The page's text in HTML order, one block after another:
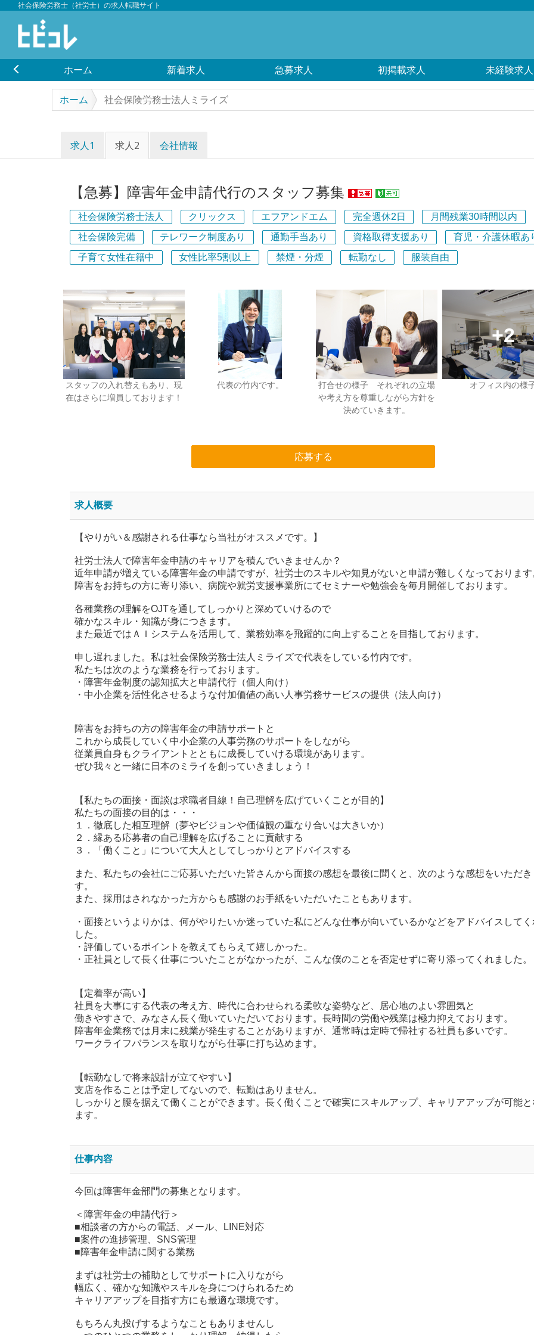
社会保険労務士（社労士）の求人転職サイト
ホーム 新着求人 急募求人 初掲載求人 未経験求人
ホーム 社会保険労務士法人ミライズ
求人1 求人2 会社情報
【急募】障害年金申請代行のスタッフ募集
社会保険労務士法人 クリックス エフアンドエム 完全週休2日
月間残業30時間以内
社会保険完備
テレワーク制度あり 通勤手当あり 資格取得支援あり
育児・介護休暇あ
子育て女性在籍中
女性比率5割以上 禁煙・分煙 転勤なし 服装自由
スタッフの入れ替えもあり、現
在はさらに増員しております！
代表の竹内です。
打合せの様子 それぞれの立場
や考え方を尊重しながら方針を
決めていきます。
オフィス内の様
応募する
求人概要
【やりがい＆感謝される仕事なら当社がオススメです。】
社労士法人で障害年金申請のキャリアを積んでいきませんか？
近年申請が増えている障害年金の申請ですが、社労士のスキルや知見がないと申請が難しくなっております
障害をお持ちの方に寄り添い、病院や就労支援事業所にてセミナーや勉強会を毎月開催しております。
各種業務の理解をOJTを通してしっかりと深めていけるので
確かなスキル・知識が身につきます。
また最近ではＡＩシステムを活用して、業務効率を飛躍的に向上することを目指しております。
申し遅れました。私は社会保険労務士法人ミライズで代表をしている竹内です。
私たちは次のような業務を行っております。
・障害年金制度の認知拡大と申請代行（個人向け）
・中小企業を活性化させるような付加価値の高い人事労務サービスの提供（法人向け）
障害をお持ちの方の障害年金の申請サポートと
これから成長していく中小企業の人事労務のサポートをしながら
従業員自身もクライアントとともに成長していける環境があります。
ぜひ我々と一緒に日本のミライを創っていきましょう！
【私たちの面接・面談は求職者目線！自己理解を広げていくことが目的】
私たちの面接の目的は・・・
１．徹底した相互理解（夢やビジョンや価値観の重なり合いは大きいか）
２．縁ある応募者の自己理解を広げることに貢献する
３．「働くこと」について大人としてしっかりとアドバイスする
また、私たちの会社にご応募いただいた皆さんから面接の感想を最後に聞くと、次のような感想をいただき
す。
また、採用はされなかった方からも感謝のお手紙をいただいたこともあります。
・面接というよりかは、何がやりたいか迷っていた私にどんな仕事が向いているかなどをアドバイスして
した。
・評価しているポイントを教えてもらえて嬉しかった。
・正社員として長く仕事についたことがなかったが、こんな僕のことを否定せずに寄り添ってくれました。
【定着率が高い】
社員を大事にする代表の考え方、時代に合わせられる柔軟な姿勢など、居心地のよい雰囲気と
働きやすさで、みなさん長く働いていただいております。長時間の労働や残業は極力抑えております。
障害年金業務では月末に残業が発生することがありますが、通常時は定時で帰社する社員も多いです。
ワークライフバランスを取りながら仕事に打ち込めます。
【転勤なしで将来設計が立てやすい】
支店を作ることは予定してないので、転勤はありません。
しっかりと腰を据えて働くことができます。長く働くことで確実にスキルアップ、キャリアアップが可能
ます。
仕事内容
今回は障害年金部門の募集となります。
＜障害年金の申請代行＞
■相談者の方からの電話、メール、LINE対応
■案件の進捗管理、SNS管理
■障害年金申請に関する業務
まずは社労士の補助としてサポートに入りながら
幅広く、確かな知識やスキルを身につけられるため
キャリアアップを目指す方にも最適な環境です。
もちろん丸投げするようなこともありませんし